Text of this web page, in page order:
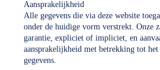
Aansprakelijkheid
Alle gegevens die via deze website
onder de huidige vorm verstrekt. Onze
garantie, expliciet of impliciet, en
aansprakelijkheid met betrekking tot
gegevens.